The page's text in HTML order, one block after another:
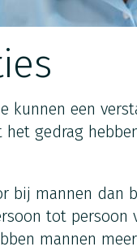
kunnen een
gedrag
bij mannen dan
tot persoon
mannen